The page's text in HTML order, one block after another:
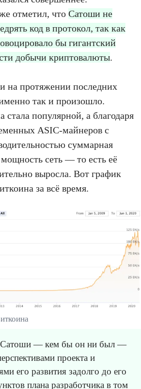
отметил, что Сатоши не
код в протокол, так как
бы гигантский
добычи криптовалюты.
на протяжении последних
так и произошло.
стала популярной, а благодаря
ASIC-майнеров с
суммарная
сеть — то есть её
выросла. Вот график
за всё время.
Сатоши — кем бы он ни был —
проекта и
его развития задолго до его
плана разработчика в том